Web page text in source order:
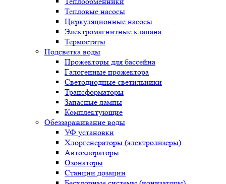
Тепловые насосы
Циркуляционные насосы
Электромагнитные клапана
Термостаты
Подсветка воды
Прожекторы для бассейна
Галогенные прожектора
Светодиодные светильники
Трансформаторы
Запасные лампы
Комплектующие
Обеззараживание воды
УФ установки
Хлоргенераторы (электролизеры)
Автохлораторы
Озонаторы
Станции дозации